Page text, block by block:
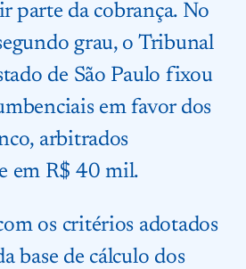
parte da cobrança. No
grau, o Tribunal
de São Paulo fixou
em favor dos
arbitrados
em R$ 40 mil.
os critérios adotados
base de cálculo dos